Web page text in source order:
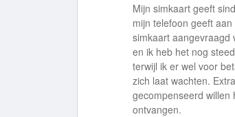
Mijn simkaart geeft
mijn telefoon geeft
simkaart aangevraagd
en ik heb het nog
terwijl ik er wel voor
zich laat wachten.
gecompenseerd willen
ontvangen.